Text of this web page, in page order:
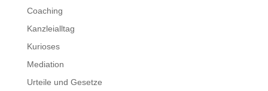
Coaching
Kanzleialltag
Kurioses
Mediation
Urteile und Gesetze